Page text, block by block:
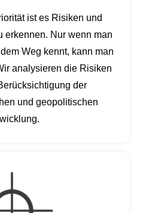
ist es Risiken und
erkennen. Nur wenn man
Weg kennt, kann man
analysieren die Risiken
der
und geopolitischen